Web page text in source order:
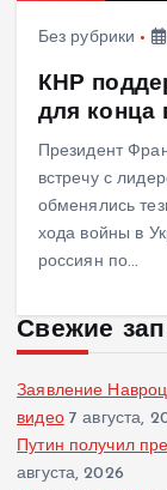
Без рубрики
КНР
для конца
Президент
встречу с
обменялись
хода войны в
россиян по…
Свежие
Заявление
видео 7 августа,
Путин получил
августа, 2026